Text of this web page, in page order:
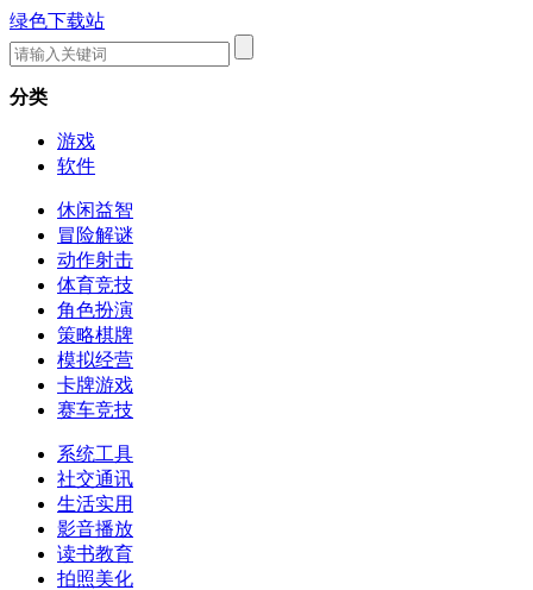
绿色下载站
分类
游戏
软件
休闲益智
冒险解谜
动作射击
体育竞技
角色扮演
策略棋牌
模拟经营
卡牌游戏
赛车竞技
系统工具
社交通讯
生活实用
影音播放
读书教育
拍照美化